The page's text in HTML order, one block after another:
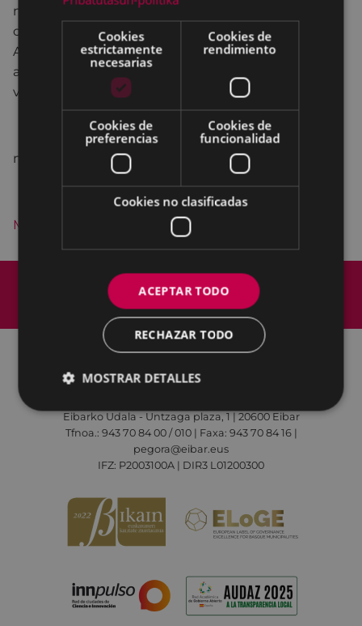
mente y cercana al corazón. Dentro del ideal
colectivo la palabra PATAGONIA y su adjetivación
AUSTRAL encierran conceptos de clima rudo,
ambientes extraños, naturaleza especializada y
vidas singulares.
martes - domingo 18:30 - 20:30
Mayo fotográfico
Mapa del Sitio
Aviso legal
Política de cookies
Contacto
Accesibilidad
Eibarko Udala - Untzaga plaza, 1 | 20600 Eibar
Tfnoa.: 943 70 84 00 / 010 | Faxa: 943 70 84 16 |
pegora@eibar.eus
IFZ: P2003100A | DIR3 L01200300
Cookies
estrictamente
necesarias
Cookies de
rendimiento
Cookies de
preferencias
Cookies de
funcionalidad
Cookies no clasificadas
ACEPTAR TODO
RECHAZAR TODO
MOSTRAR DETALLES